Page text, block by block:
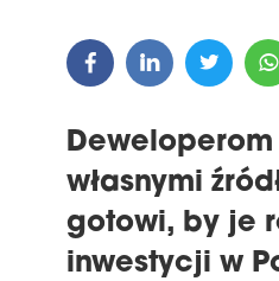
własnymi
gotowi, by je
inwestycji w